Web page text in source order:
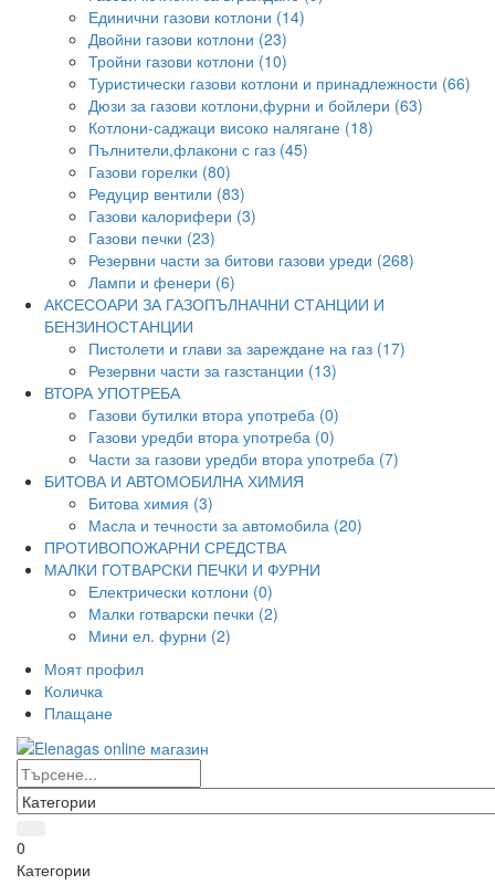
Единични газови котлони (14)
Двойни газови котлони (23)
Тройни газови котлони (10)
Туристически газови котлони и принадлежности (66)
Дюзи за газови котлони,фурни и бойлери (63)
Котлони-саджаци високо налягане (18)
Пълнители,флакони с газ (45)
Газови горелки (80)
Редуцир вентили (83)
Газови калорифери (3)
Газови печки (23)
Резервни части за битови газови уреди (268)
Лампи и фенери (6)
АКСЕСОАРИ ЗА ГАЗОПЪЛНАЧНИ СТАНЦИИ И
БЕНЗИНОСТАНЦИИ
Пистолети и глави за зареждане на газ (17)
Резервни части за газстанции (13)
ВТОРА УПОТРЕБА
Газови бутилки втора употреба (0)
Газови уредби втора употреба (0)
Части за газови уредби втора употреба (7)
БИТОВА И АВТОМОБИЛНА ХИМИЯ
Битова химия (3)
Масла и течности за автомобила (20)
ПРОТИВОПОЖАРНИ СРЕДСТВА
МАЛКИ ГОТВАРСКИ ПЕЧКИ И ФУРНИ
Електрически котлони (0)
Малки готварски печки (2)
Мини ел. фурни (2)
Моят профил
Количка
Плащане
0
Категории